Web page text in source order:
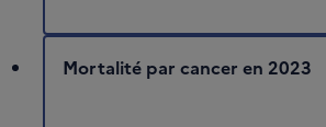
Mortalité par cancer en 2023